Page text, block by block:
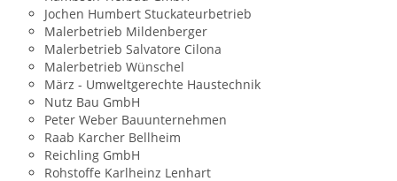
Jochen Humbert Stuckateurbetrieb
Malerbetrieb Mildenberger
Malerbetrieb Salvatore Cilona
Malerbetrieb Wünschel
März - Umweltgerechte Haustechnik
Nutz Bau GmbH
Peter Weber Bauunternehmen
Raab Karcher Bellheim
Reichling GmbH
Rohstoffe Karlheinz Lenhart